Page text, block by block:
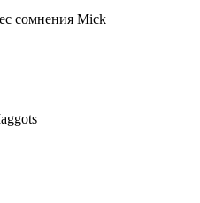
сомнения Mick